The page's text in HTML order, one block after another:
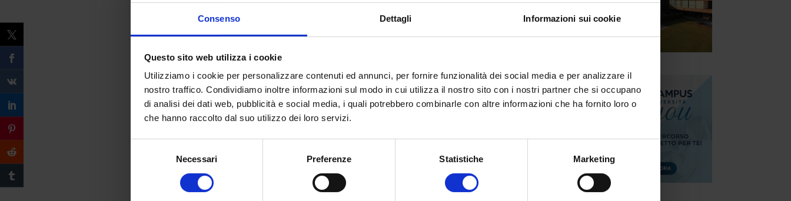
Consenso Dettagli Informazioni sui cookie
Questo sito web utilizza i cookie
Utilizziamo i cookie per personalizzare contenuti ed annunci, per fornire funzionalità dei social media e per analizzare il
nostro traffico. Condividiamo inoltre informazioni sul modo in cui utilizza il nostro sito con i nostri partner che si occupano
di analisi dei dati web, pubblicità e social media, i quali potrebbero combinarle con altre informazioni che ha fornito loro o
che hanno raccolto dal suo utilizzo dei loro servizi.
Necessari Preferenze Statistiche Marketing